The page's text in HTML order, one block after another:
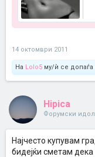
14 октомври 2011
На Lolo5 му/ѝ се допаѓа
Hipica
Форумски идол
Најчесто купувам
бидејќи сметам